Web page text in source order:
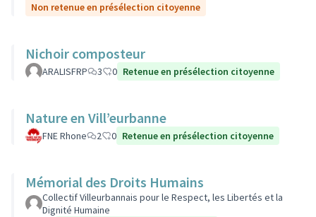
Non retenue en présélection citoyenne
Nichoir composteur
ARALISFRP 3 0 Retenue en présélection citoyenne
Nature en Vill’eurbanne
FNE Rhone 2 0 Retenue en présélection citoyenne
Mémorial des Droits Humains
Collectif Villeurbannais pour le Respect, les Libertés et la
Dignité Humaine